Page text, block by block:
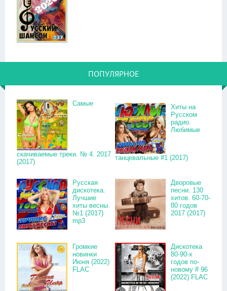
ПОПУЛЯРНОЕ
Самые
скачиваемые треки. № 4. 2017
(2017)
Хиты на
Русском
радио.
Любимые
танцевальные #1 (2017)
Русская
дискотека.
Лучшие
хиты весны.
№1 (2017)
mp3
Дворовые
песни. 130
хитов. 60-70-
80 годов
2017 (2017)
Громкие
новинки
Июня (2022)
FLAC
Дискотека
80-90-х
годов по-
новому # 96
(2022) FLAC